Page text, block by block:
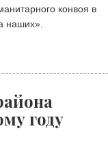
конвоя в
наших».
году